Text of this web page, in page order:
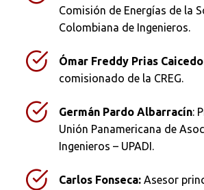
Comisión de Energías de la
Colombiana de Ingenieros.
Ómar Freddy Prias
comisionado de la CREG.
Germán Pardo Albarracín:
Unión Panamericana de
Ingenieros – UPADI.
Carlos Fonseca: Asesor